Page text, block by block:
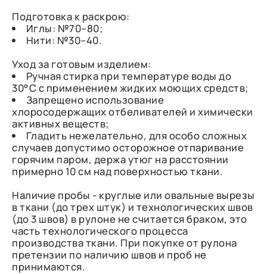
Подготовка к раскрою:
Иглы: №70–80;
Нити: №30–40.
Уход за готовым изделием:
Ручная стирка при температуре воды до
30°C с применением жидких моющих средств;
Запрещено использование
хлоросодержащих отбеливателей и химически
активных веществ;
Гладить нежелательно, для особо сложных
случаев допустимо осторожное отпаривание
горячим паром, держа утюг на расстоянии
примерно 10 см над поверхностью ткани.
Наличие пробы - круглые или овальные вырезы
в ткани (до трех штук) и технологических швов
(до 3 швов) в рулоне не считается браком, это
часть технологического процесса
производства ткани. При покупке от рулона
претензии по наличию швов и проб не
принимаются.